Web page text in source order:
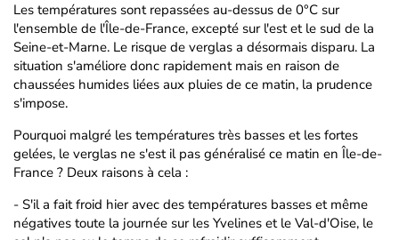
Les températures sont repassées au-dessus de 0°C sur
l'ensemble de l'Île-de-France, excepté sur l'est et le sud de la
Seine-et-Marne. Le risque de verglas a désormais disparu. La
situation s'améliore donc rapidement mais en raison de
chaussées humides liées aux pluies de ce matin, la prudence
s'impose.
Pourquoi malgré les températures très basses et les fortes
gelées, le verglas ne s'est il pas généralisé ce matin en Île-de-
France ? Deux raisons à cela :
- S'il a fait froid hier avec des températures basses et même
négatives toute la journée sur les Yvelines et le Val-d'Oise, le